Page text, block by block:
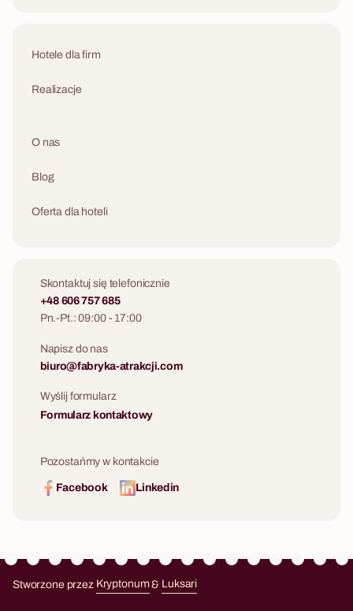
Hotele dla firm
Realizacje
O nas
Blog
Oferta dla hoteli
Skontaktuj się telefonicznie
+48 606 757 685
Pn.-Pt.: 09:00 - 17:00
Napisz do nas
biuro@fabryka-atrakcji.com
Wyślij formularz
Formularz kontaktowy
Pozostańmy w kontakcie
Facebook Linkedin
Stworzone przez Kryptonum& Luksari